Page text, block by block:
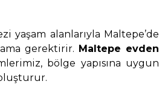
yaşam alanlarıyla Maltepe’de
gerektirir. Maltepe evden
bölge yapısına uygun
oluşturur.